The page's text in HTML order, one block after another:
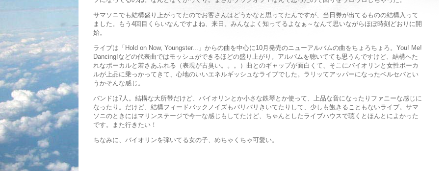
サマソニでも結構盛り上がってたのでお客さんはどうかなと思ってたんですが、当日券が出てるものの結構入って
ました。もう4回目くらいなんですよね、来日。みんなよく知ってるよなぁ～なんて思いながらほぼ時刻どおりに開
始。
ライブは「Hold on Now, Youngster...」からの曲を中心に10月発売のニューアルバムの曲をちょろちょろ。You! Me!
Dancing!などの代表曲ではモッシュができるほどの盛り上がり。アルバムを聴いてても思うんですけど、結構へた
れなボーカルと若さあふれる（表現が古臭い。。。）曲とのギャップが面白くて、そこにバイオリンと女性ボーカ
ルが上品に乗っかってきて、心地のいいエネルギッシュなライブでした。ラリッてアッパーになったベルセバとい
うかそんな感じ。
バンドは7人。結構な大所帯だけど、バイオリンとか小さな鉄琴とか使って、上品な音になったりファニーな感じに
なったり。だけど、結構フィードバックノイズもバリバリきいてたりして、少しも飽きることもないライブ。サマ
ソニのときにはマリンステージで今一な感じもしてたけど、ちゃんとしたライブハウスで聴くとほんとによかった
です。また行きたい！
ちなみに、バイオリンを弾いてる女の子、めちゃくちゃ可愛い。